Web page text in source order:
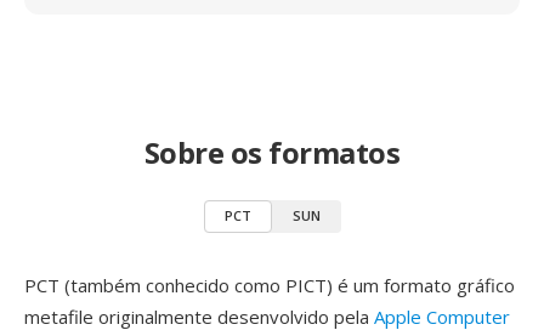
Sobre os formatos
PCT SUN
PCT (também conhecido como PICT) é um formato gráfico
metafile originalmente desenvolvido pela Apple Computer